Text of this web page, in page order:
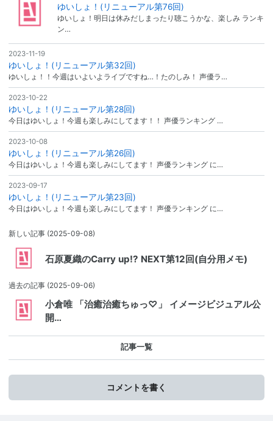
ゆいしょ！(リニューアル第76回)
ゆいしょ！明日は休みだしまったり聴こうかな、楽しみ ランキ
ン…
2023-11-19
ゆいしょ！(リニューアル第32回)
ゆいしょ！！今週はいよいよライブですね…！たのしみ！ 声優ラ…
2023-10-22
ゆいしょ！(リニューアル第28回)
今日はゆいしょ！今週も楽しみにしてます！！ 声優ランキング …
2023-10-08
ゆいしょ！(リニューアル第26回)
今日はゆいしょ！今週も楽しみにしてます！ 声優ランキング に…
2023-09-17
ゆいしょ！(リニューアル第23回)
今日はゆいしょ！今週も楽しみにしてます！ 声優ランキング に…
新しい記事 (2025-09-08)
石原夏織のCarry up!? NEXT第12回(自分用メモ)
過去の記事 (2025-09-06)
小倉唯 「治癒治癒ちゅっ♡」 イメージビジュアル公
開…
記事一覧
コメントを書く